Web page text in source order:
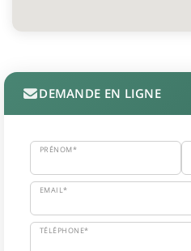
DEMANDE EN LIGNE
PRÉNOM*
EMAIL*
TÉLÉPHONE*